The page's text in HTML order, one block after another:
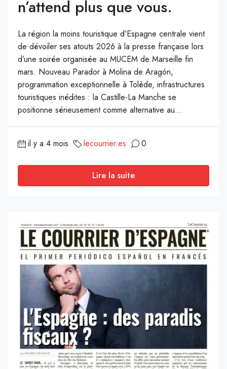
n’attend plus que vous.
La région la moins touristique d’Espagne centrale vient
de dévoiler ses atouts 2026 à la presse française lors
d’une soirée organisée au MUCEM de Marseille fin
mars. Nouveau Parador à Molina de Aragón,
programmation exceptionnelle à Tolède, infrastructures
touristiques inédites : la Castille-La Manche se
positionne sérieusement comme alternative au...
il y a 4 mois lecourrier.es 0
Lire la suite